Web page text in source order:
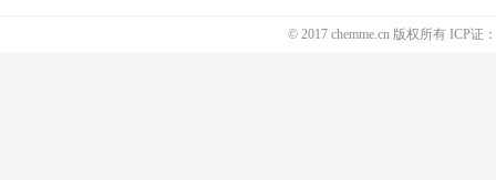
© 2017 chemme.cn 版权所有 ICP证：